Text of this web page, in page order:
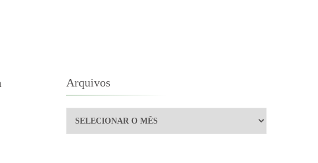
Arquivos
Arquivos